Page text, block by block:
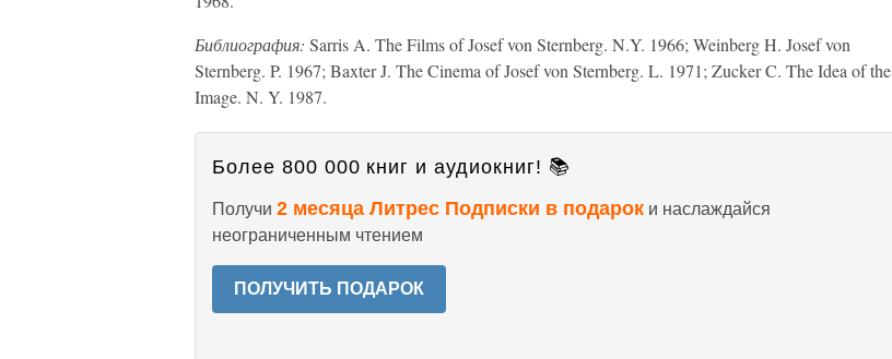
Библиография: Sarris A. The Films of Josef von Sternberg. N.Y. 1966; Weinberg H. Josef von
Sternberg. P. 1967; Baxter J. The Cinema of Josef von Sternberg. L. 1971; Zucker C. The Idea of the
Image. N. Y. 1987.
Более 800 000 книг и аудиокниг! 📚
Получи 2 месяца Литрес Подписки в подарок и наслаждайся
неограниченным чтением
ПОЛУЧИТЬ ПОДАРОК